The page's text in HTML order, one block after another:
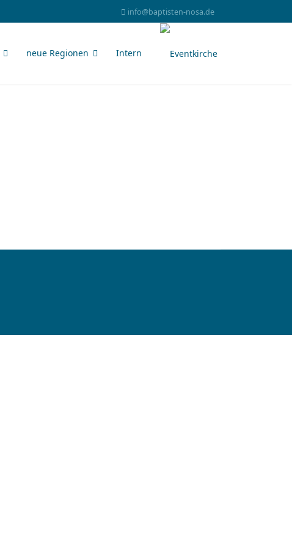
info@baptisten-nosa.de
neue Regionen Intern